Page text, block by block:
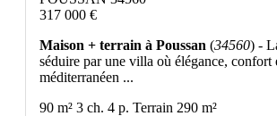
317 000 €
Maison + terrain à Poussan (34560) -
séduire par une villa où élégance, confort
méditerranéen ...
90 m² 3 ch. 4 p. Terrain 290 m²